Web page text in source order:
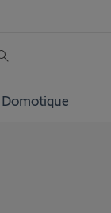
Domotique